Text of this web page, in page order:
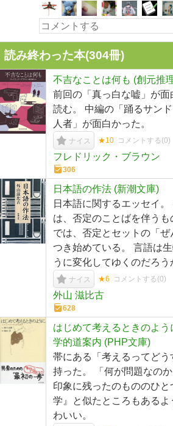
読み終わった本(304冊)
不吉なことは何も (創元推
前回の「真っ白な嘘」が
読む。 中編の「踊るサン
人者」が面白かった。
ナイス ★10 コメントする(0)
フレドリック・ブラウン
306
日本語の作法 (新潮文庫)
日本語に関するエッセイ。
は、否定のことばを伴う
では、否定とセットの「
つき始めている。 言語は
うに変化してゆくのだろう
ナイス ★6 コメントする(0)
外山 滋比古
628
はじめて考えるときのよ
学的道案内 (PHP文庫)
帯にある「考えるってど
持った。 「何が問題なの
印象に残ったのもののひ
学』と似たところもある
わいい。